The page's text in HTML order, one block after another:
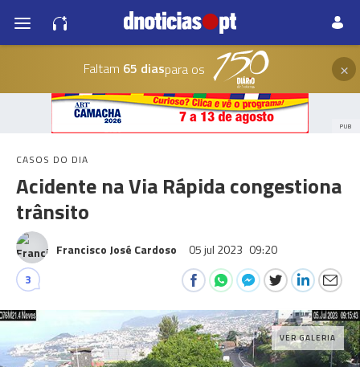
Faltam 65 diaspara os ×
PUB
CASOS DO DIA
Acidente na Via Rápida congestiona
trânsito
Francisco José Cardoso 05 jul 2023 09:20
3
VER GALERIA